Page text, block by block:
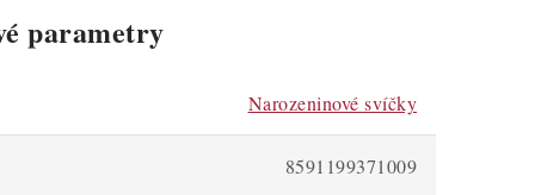
parametry
Narozeninové svíčky
8591199371009